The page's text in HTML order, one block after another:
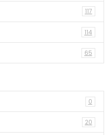
117
114
65
0
20